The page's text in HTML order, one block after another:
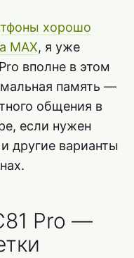
хорошо
MAX, я уже
вполне в этом
память —
общения в
если нужен
другие варианты
Pro —